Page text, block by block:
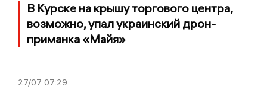
В Курске на крышу торгового центра,
возможно, упал украинский дрон-
приманка «Майя»
27/07 07:29